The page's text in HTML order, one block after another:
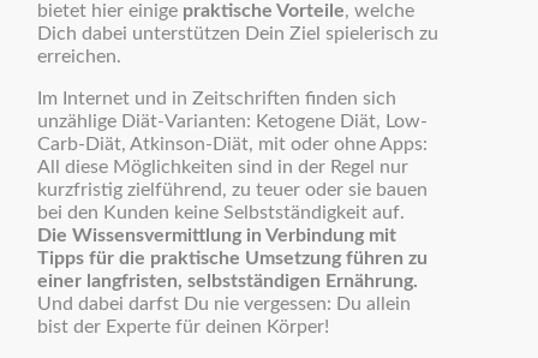
bietet hier einige praktische Vorteile, welche
Dich dabei unterstützen Dein Ziel spielerisch zu
erreichen.
Im Internet und in Zeitschriften finden sich
unzählige Diät-Varianten: Ketogene Diät, Low-
Carb-Diät, Atkinson-Diät, mit oder ohne Apps:
All diese Möglichkeiten sind in der Regel nur
kurzfristig zielführend, zu teuer oder sie bauen
bei den Kunden keine Selbstständigkeit auf.
Die Wissensvermittlung in Verbindung mit
Tipps für die praktische Umsetzung führen zu
einer langfristen, selbstständigen Ernährung.
Und dabei darfst Du nie vergessen: Du allein
bist der Experte für deinen Körper!